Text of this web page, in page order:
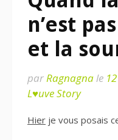
n’est
et la
parRagnagnale
L♥uve Story
Hier je vous posais